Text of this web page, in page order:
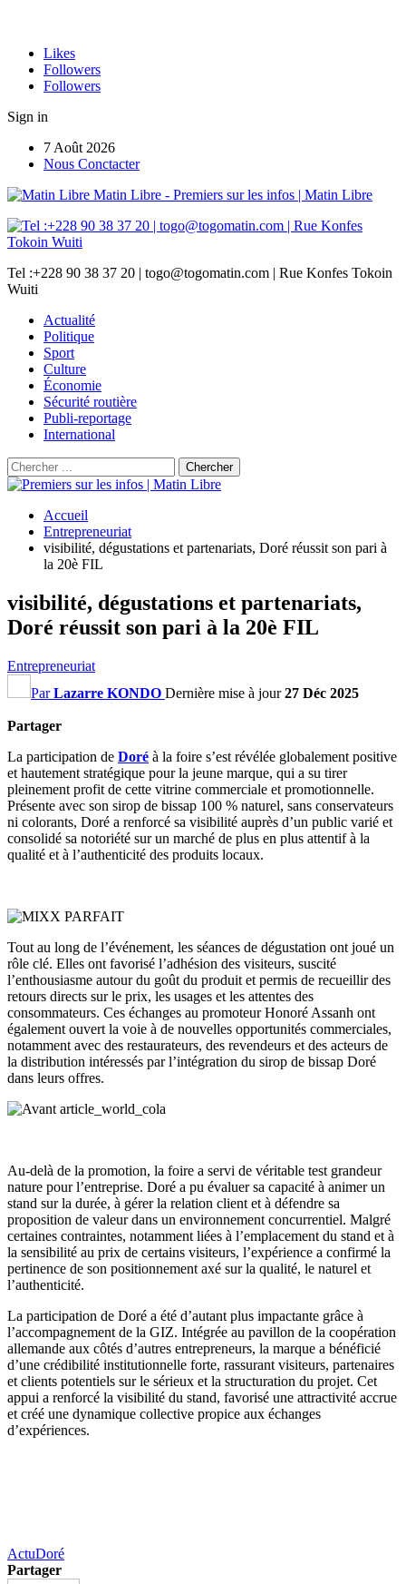
Likes
Followers
Followers
Sign in
7 Août 2026
Nous Conctacter
Matin Libre - Premiers sur les infos | Matin Libre
Tel :+228 90 38 37 20 | togo@togomatin.com | Rue Konfes Tokoin
Wuiti
Actualité
Politique
Sport
Culture
Économie
Sécurité routière
Publi-reportage
International
Accueil
Entrepreneuriat
visibilité, dégustations et partenariats, Doré réussit son pari à
la 20è FIL
visibilité, dégustations et partenariats,
Doré réussit son pari à la 20è FIL
Entrepreneuriat
ParLazarre KONDO Dernière mise à jour27 Déc 2025
Partager
La participation de Doré à la foire s’est révélée globalement positive
et hautement stratégique pour la jeune marque, qui a su tirer
pleinement profit de cette vitrine commerciale et promotionnelle.
Présente avec son sirop de bissap 100 % naturel, sans conservateurs
ni colorants, Doré a renforcé sa visibilité auprès d’un public varié et
consolidé sa notoriété sur un marché de plus en plus attentif à la
qualité et à l’authenticité des produits locaux.
Tout au long de l’événement, les séances de dégustation ont joué un
rôle clé. Elles ont favorisé l’adhésion des visiteurs, suscité
l’enthousiasme autour du goût du produit et permis de recueillir des
retours directs sur le prix, les usages et les attentes des
consommateurs. Ces échanges au promoteur Honoré Assanh ont
également ouvert la voie à de nouvelles opportunités commerciales,
notamment avec des restaurateurs, des revendeurs et des acteurs de
la distribution intéressés par l’intégration du sirop de bissap Doré
dans leurs offres.
Au-delà de la promotion, la foire a servi de véritable test grandeur
nature pour l’entreprise. Doré a pu évaluer sa capacité à animer un
stand sur la durée, à gérer la relation client et à défendre sa
proposition de valeur dans un environnement concurrentiel. Malgré
certaines contraintes, notamment liées à l’emplacement du stand et à
la sensibilité au prix de certains visiteurs, l’expérience a confirmé la
pertinence de son positionnement axé sur la qualité, le naturel et
l’authenticité.
La participation de Doré a été d’autant plus impactante grâce à
l’accompagnement de la GIZ. Intégrée au pavillon de la coopération
allemande aux côtés d’autres entrepreneurs, la marque a bénéficié
d’une crédibilité institutionnelle forte, rassurant visiteurs, partenaires
et clients potentiels sur le sérieux et la structuration du projet. Cet
appui a renforcé la visibilité du stand, favorisé une attractivité accrue
et créé une dynamique collective propice aux échanges
d’expériences.
ActuDoré
Partager